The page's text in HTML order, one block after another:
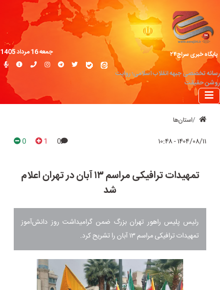
پایگاه خبری سراج۲۴
رسانه تخصصی جبهه انقلاب اسلامی؛ روایت
روشن حقیقت
جمعه 16 مرداد 1405
استان‌ها
۱۴۰۴/۰۸/۱۱ - ۱۰:۴۸ 0
1
0
تمهیدات ترافیکی مراسم ۱۳ آبان در تهران اعلام
شد
رئیس پلیس راهور تهران بزرگ ضمن گرامیداشت روز دانش‌آموز
تمهیدات ترافیکی مراسم ۱۳ آبان را تشریح کرد.